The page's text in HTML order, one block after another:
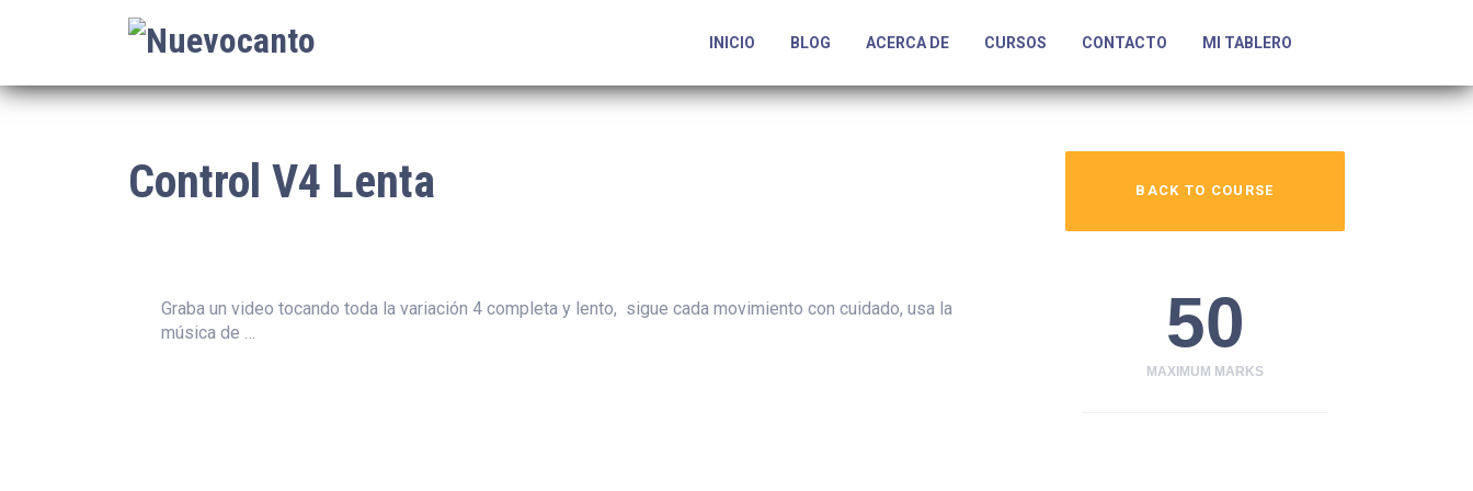
INICIO BLOG ACERCA DE CURSOS CONTACTO MI TABLERO
Control V4 Lenta BACK TO COURSE
Graba un video tocando toda la variación 4 completa y lento, sigue cada movimiento con cuidado, usa la
música de …
50
MAXIMUM MARKS